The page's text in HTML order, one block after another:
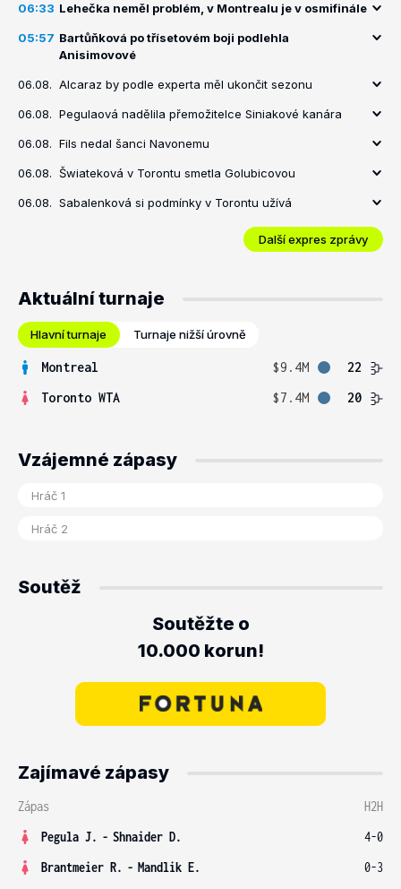
06:33 Lehečka neměl problém, v Montrealu je v osmifinále
05:57 Bartůňková po třísetovém boji podlehla
Anisimovové
06.08. Alcaraz by podle experta měl ukončit sezonu
06.08. Pegulaová nadělila přemožitelce Siniakové kanára
06.08. Fils nedal šanci Navonemu
06.08. Šwiateková v Torontu smetla Golubicovou
06.08. Sabalenková si podmínky v Torontu užívá
Další expres zprávy
Aktuální turnaje
Hlavní turnaje Turnaje nižší úrovně
Montreal $9.4M
22
Toronto WTA
$7.4M 20
Vzájemné zápasy
Soutěž
Soutěžte o
10.000 korun!
Zajímavé zápasy
Zápas
H2H
Pegula J. - Shnaider D.
4-0
Brantmeier R. - Mandlik E.
0-3